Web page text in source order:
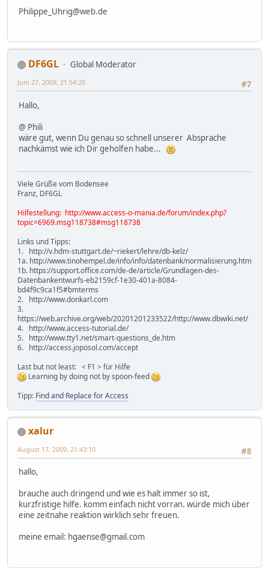
Philippe_Uhrig@web.de
DF6GL
Global Moderator
#7
Juni 27, 2009, 21:54:20
Hallo,
@ Phili
wäre gut, wenn Du genau so schnell unserer Absprache
nachkämst wie ich Dir geholfen habe...
Viele Grüße vom Bodensee
Franz, DF6GL
Hilfestellung: http://www.access-o-mania.de/forum/index.php?
topic=6969.msg118738#msg118738
Links und Tipps:
1. http://v.hdm-stuttgart.de/~riekert/lehre/db-kelz/
1a. http://www.tinohempel.de/info/info/datenbank/normalisierung.htm
1b. https://support.office.com/de-de/article/Grundlagen-des-
Datenbankentwurfs-eb2159cf-1e30-401a-8084-
bd4f9c9ca1f5#bmterms
2. http://www.donkarl.com
3.
https://web.archive.org/web/20201201233522/http://www.dbwiki.net/
4. http://www.access-tutorial.de/
5. http://www.tty1.net/smart-questions_de.htm
6. http://access.joposol.com/accept
Last but not least: < F1 > für Hilfe
Learning by doing not by spoon-feed
Tipp: Find and Replace for Access
xalur
#8
August 17, 2009, 21:43:10
hallo,
brauche auch dringend und wie es halt immer so ist,
kurzfristige hilfe. komm einfach nicht vorran. würde mich über
eine zeitnahe reaktion wirklich sehr freuen.
meine email: hgaense@gmail.com